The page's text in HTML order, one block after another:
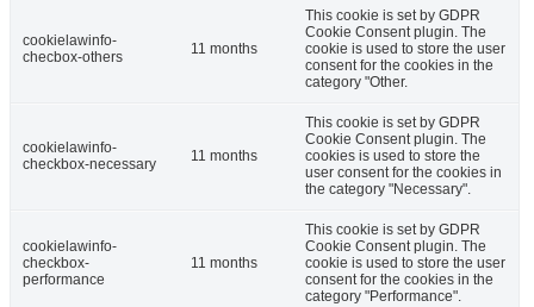
cookielawinfo-
checbox-others
11 months
This cookie is set by GDPR
Cookie Consent plugin. The
cookie is used to store the user
consent for the cookies in the
category "Other.
cookielawinfo-
checkbox-necessary
11 months
This cookie is set by GDPR
Cookie Consent plugin. The
cookies is used to store the
user consent for the cookies in
the category "Necessary".
cookielawinfo-
checkbox-
performance
11 months
This cookie is set by GDPR
Cookie Consent plugin. The
cookie is used to store the user
consent for the cookies in the
category "Performance".